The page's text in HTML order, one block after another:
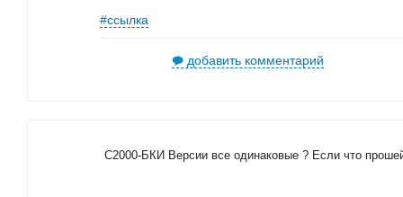
#ссылка
добавить комментарий
С2000-БКИ Версии все одинаковые ? Если что